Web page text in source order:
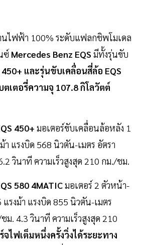
นไฟฟ้า 100% ระดับแฟลกชิพโมเดล
ซ์ Mercedes Benz EQS มีทั้งรุ่นขับ
450+ และรุ่นขับเคลื่อนสี่ล้อ EQS
ตเตอรี่ความจุ 107.8 กิโลวัตต์
450+ มอเตอร์ขับเคลื่อนล้อหลัง 1
า แรงบิด 568 นิวตัน-เมตร อัตรา
วินาที ความเร็วสูงสุด 210 กม./ชม.
580 4MATICมอเตอร์ 2 ตัวหน้า-
แรงม้า แรงบิด 855 นิวตัน-เมตร
ม. 4.3 วินาที ความเร็วสูงสุด 210
จไฟเต็มหนึ่งครั้งวิ่งได้ระยะทาง